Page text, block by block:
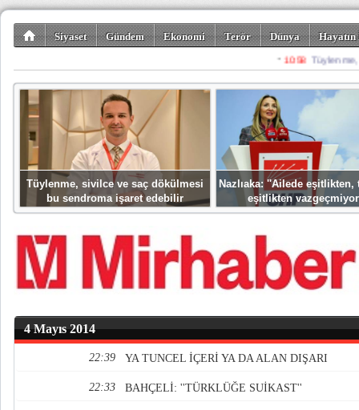
Siyaset Gündem Ekonomi Terör Dünya
Spor Misafir
Tüylenme, sivilce ve saç dökülmesi
bu sendroma işaret edebilir
Nazlıaka: ''Ailede eşitlikten,
eşitlikten
4 Mayıs 2014
22:39 YA TUNCEL İÇERİ YA DA ALAN DIŞARI
22:33 BAHÇELİ: ''TÜRKLÜĞE SUİKAST''